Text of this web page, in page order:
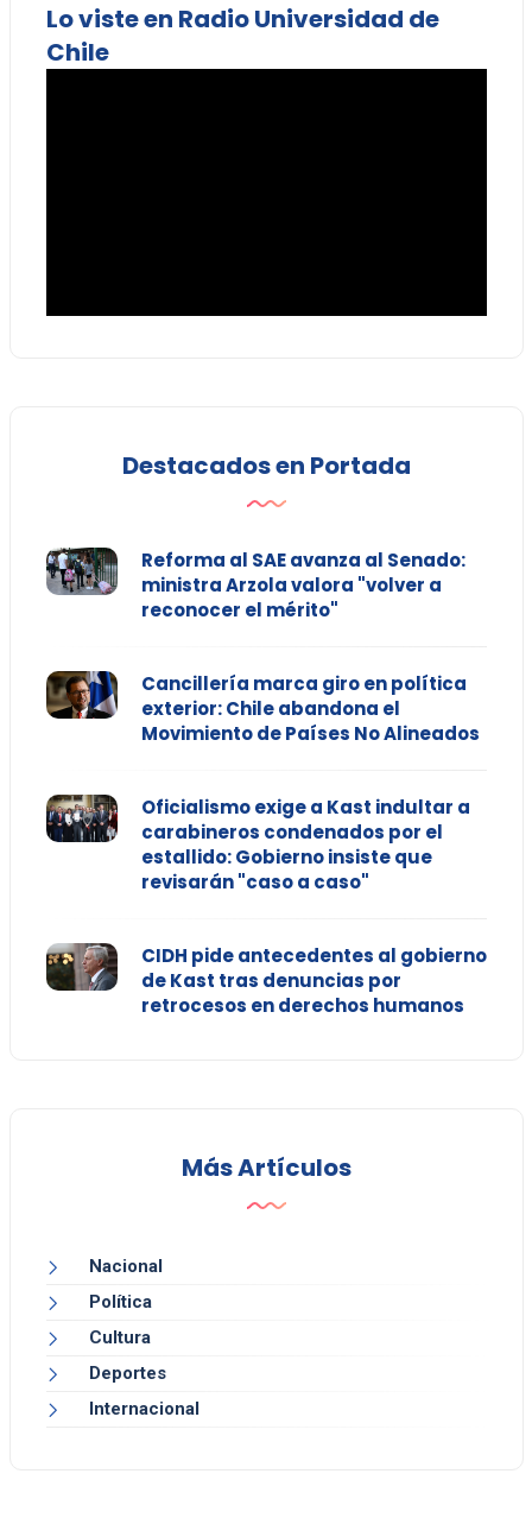
Lo viste en Radio Universidad de
Chile
Destacados en Portada
Reforma al SAE avanza al Senado:
ministra Arzola valora "volver a
reconocer el mérito"
Cancillería marca giro en política
exterior: Chile abandona el
Movimiento de Países No Alineados
Oficialismo exige a Kast indultar a
carabineros condenados por el
estallido: Gobierno insiste que
revisarán "caso a caso"
CIDH pide antecedentes al gobierno
de Kast tras denuncias por
retrocesos en derechos humanos
Más Artículos
Nacional
Política
Cultura
Deportes
Internacional